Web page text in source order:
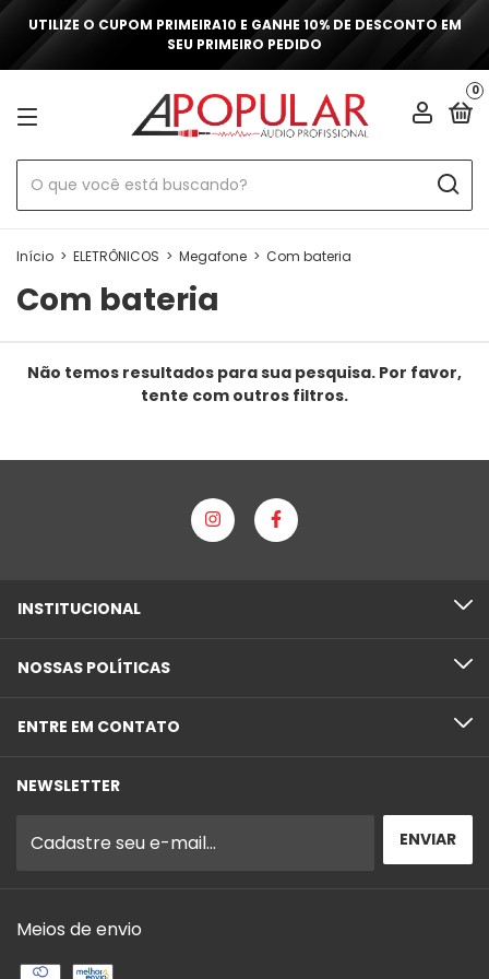
UTILIZE O CUPOM PRIMEIRA10 E GANHE 10% DE DESCONTO EM
SEU PRIMEIRO PEDIDO
0
Início > ELETRÔNICOS > Megafone > Com bateria
Com bateria
Não temos resultados para sua pesquisa. Por favor,
tente com outros filtros.
INSTITUCIONAL
NOSSAS POLÍTICAS
ENTRE EM CONTATO
NEWSLETTER
Meios de envio